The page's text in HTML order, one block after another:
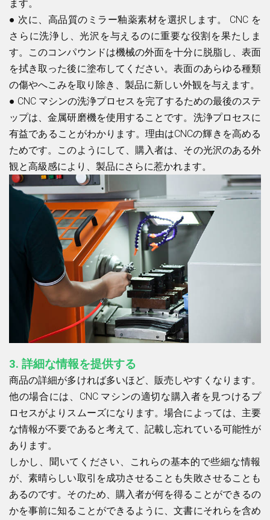
ます。
● 次に、高品質のミラー釉薬素材を選択します。 CNC を
さらに洗浄し、光沢を与えるのに重要な役割を果たしま
す。このコンパウンドは機械の外面を十分に脱脂し、表面
を拭き取った後に塗布してください。表面のあらゆる種類
の傷やへこみを取り除き、製品に新しい外観を与えます。
● CNC マシンの洗浄プロセスを完了するための最後のステ
ップは、金属研磨機を使用することです。洗浄プロセスに
有益であることがわかります。理由はCNCの輝きを高める
ためです。このようにして、購入者は、その光沢のある外
観と高級感により、製品にさらに惹かれます。
3. 詳細な情報を提供する
商品の詳細が多ければ多いほど、販売しやすくなります。
他の場合には、CNC マシンの適切な購入者を見つけるプ
ロセスがよりスムーズになります。場合によっては、主要
な情報が不要であると考えて、記載し忘れている可能性が
あります。
しかし、聞いてください、これらの基本的で些細な情報
が、素晴らしい取引を成功させることも失敗させることも
あるのです。そのため、購入者が何を得ることができるの
かを事前に知ることができるように、文書にそれらを含め